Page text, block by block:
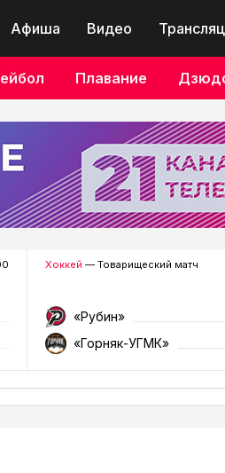
Афиша Видео
Плавание
Хоккей — Товарищеский матч
«Рубин»
«Горняк-УГМК»